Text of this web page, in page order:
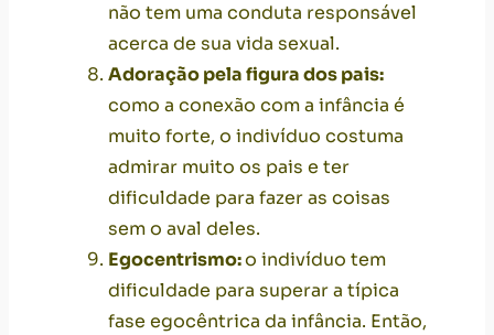
não tem uma conduta responsável
acerca de sua vida sexual.
Adoração pela figura dos pais:
como a conexão com a infância é
muito forte, o indivíduo costuma
admirar muito os pais e ter
dificuldade para fazer as coisas
sem o aval deles.
Egocentrismo:o indivíduo tem
dificuldade para superar a típica
fase egocêntrica da infância. Então,